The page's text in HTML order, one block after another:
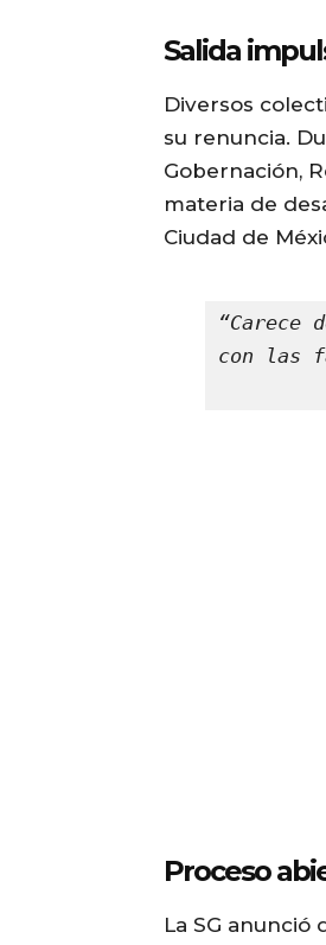
Salida
Diversos
su renuncia.
Gobernación,
materia de
Ciudad de
“Carece
con las
Proceso
La SG anunció